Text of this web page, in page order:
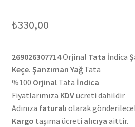
₺330,00
269026307714Orjinal Tata İndica
Keçe. Şanzıman YağTata
%100 OrjinalTata İndica
Fiyatlarımıza KDVücreti dahildir
Adınıza faturalı olarak
Kargo taşıma ücreti alıcıya aittir.